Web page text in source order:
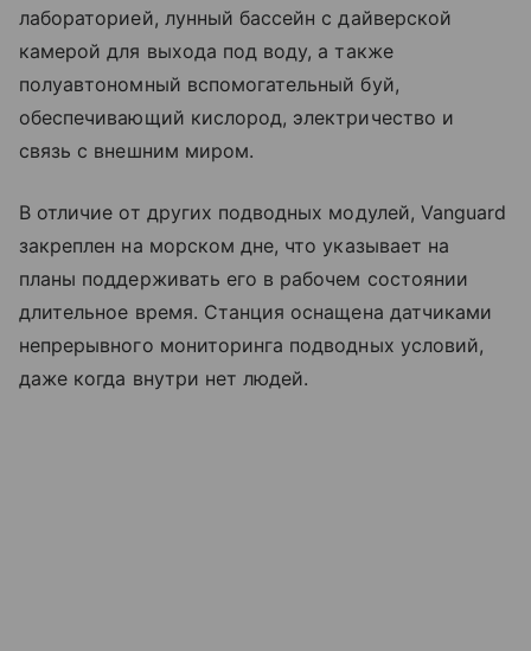
лабораторией, лунный бассейн с дайверской
камерой для выхода под воду, а также
полуавтономный вспомогательный буй,
обеспечивающий кислород, электричество и
связь с внешним миром.
В отличие от других подводных модулей, Vanguard
закреплен на морском дне, что указывает на
планы поддерживать его в рабочем состоянии
длительное время. Станция оснащена датчиками
непрерывного мониторинга подводных условий,
даже когда внутри нет людей.